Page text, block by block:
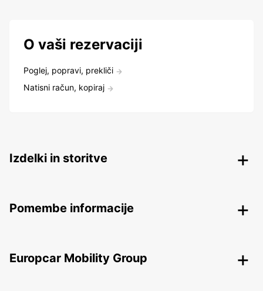
O vaši rezervaciji
Poglej, popravi, prekliči
Natisni račun, kopiraj
Izdelki in storitve
Pomembe informacije
Europcar Mobility Group